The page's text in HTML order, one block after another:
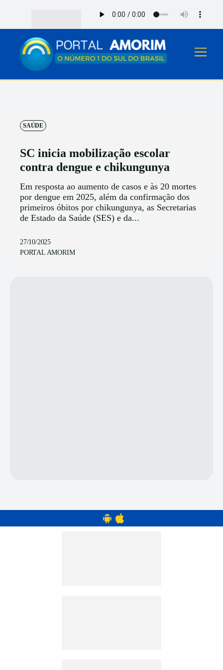
SAÚDE
SC inicia mobilização escolar
contra dengue e chikungunya
Em resposta ao aumento de casos e às 20 mortes
por dengue em 2025, além da confirmação dos
primeiros óbitos por chikungunya, as Secretarias
de Estado da Saúde (SES) e da...
27/10/2025
PORTAL AMORIM